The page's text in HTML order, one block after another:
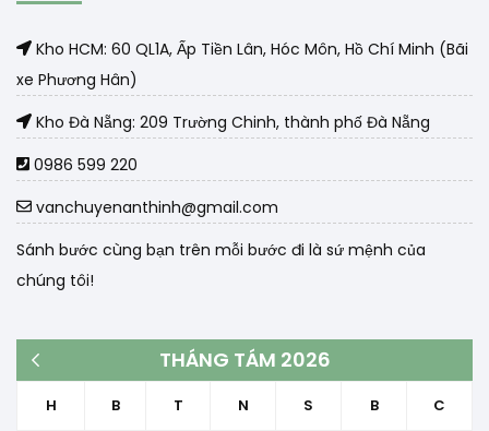
Kho HCM: 60 QL1A, Ấp Tiền Lân, Hóc Môn, Hồ Chí Minh (Bãi
xe Phương Hân)
Kho Đà Nẵng: 209 Trường Chinh, thành phố Đà Nẵng
0986 599 220
vanchuyenanthinh@gmail.com
Sánh bước cùng bạn trên mỗi bước đi là sứ mệnh của
chúng tôi!
THÁNG TÁM 2026
H B T N S B C